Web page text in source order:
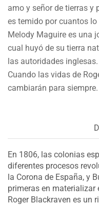
amo y señor de tierras y
es temido por cuantos lo
Melody Maguire es una
cual huyó de su tierra
las autoridades inglesas.
Cuando las vidas de
cambiarán para siempre.
En 1806, las colonias
diferentes procesos
la Corona de España, y
primeras en materializar
Roger Blackraven es un